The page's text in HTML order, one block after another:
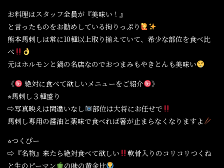
お料理はスタッフ全員が『美味い！』
と言ったものをお勧めしている拘りっぷり
熊本馬刺しは常に10種以上取り揃えていて、希少な部位を食べ比
べ
元はホルモンと鍋の名店なのでおつまみもやきとんも美味い
《
絶対に食べて欲しいメニューをご紹介
》
⭐︎馬刺し３種盛り
⇨写真映えは間違いなし
部位は大将にお任せで
馬刺し専用の醤油と薬味で食べれば箸が止まらなくなりますよ
⭐︎つくぴー
⇨『名物』来たら絶対食べて欲しい
軟骨入りのコリコリつくね
と生のピーマン
の味の黄金比